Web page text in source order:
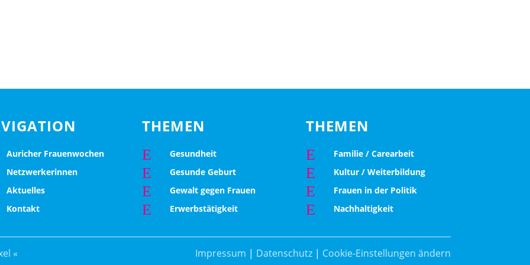
Auricher Frauenwochen
Netzwerkerinnen
Aktuelles
Kontakt
THEMEN
E Gesundheit
E Gesunde Geburt
E Gewalt gegen Frauen
E Erwerbstätigkeit
THEMEN
E Familie / Carearbeit
E Kultur / Weiterbildung
E Frauen in der Politik
E Nachhaltigkeit
« Impressum | Datenschutz| Cookie-Einstellungen ändern